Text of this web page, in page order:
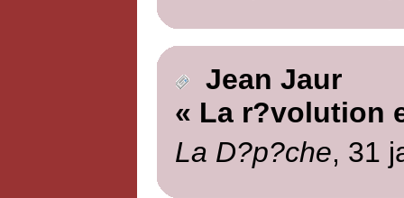
Jean Jaur
« La r?volution
La D?p?che, 31